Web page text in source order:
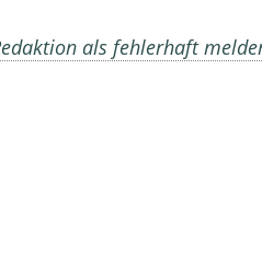
als fehlerhaft